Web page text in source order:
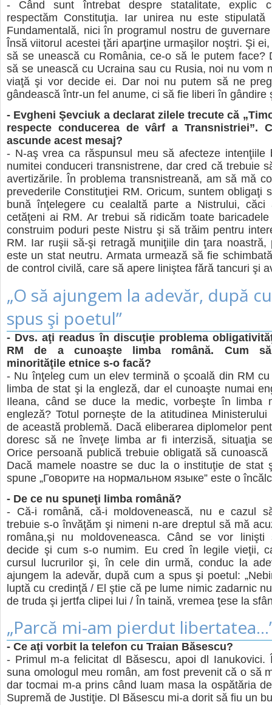
- Când sunt întrebat despre statalitate, explic
respectăm Constituţia. Iar unirea nu este
Fundamentală, nici în programul nostru de
Însă viitorul acestei ţări aparţine urmaşilor noştri. Şi
să se unească cu România, ce-o să le putem face?
să se unească cu Ucraina sau cu Rusia, noi nu vom
viaţă şi vor decide ei. Dar noi nu putem să ne
gândească într-un fel anume, ci să fie liberi în gândire
- Evgheni Şevciuk a declarat zilele trecute că
respecte conducerea de vârf a Transnistriei”.
ascunde acest mesaj?
- N-aş vrea ca răspunsul meu să afecteze intenţiile
numitei conduceri transnistrene, dar cred că trebuie
avertizările. În problema transnistreană, am să mă
prevederile Constituţiei RM. Oricum, suntem obligaţi
bună înţelegere cu cealaltă parte a Nistrului, căci
cetăţeni ai RM. Ar trebui să ridicăm toate
construim poduri peste Nistru şi să trăim pentru
RM. Iar ruşii să-şi retragă muniţiile din ţara noastră,
este un stat neutru. Armata urmează să fie
de control civilă, care să apere liniştea fără tancuri şi
„O să ajungem la adevăr, după
spus şi poetul”
- Dvs. aţi readus în discuţie problema
RM de a cunoaşte limba română. Cum să
minorităţile etnice s-o facă?
- Nu înţeleg cum un elev termină o şcoală din RM
limba de stat şi la engleză, dar el cunoaşte numai
Ileana, când se duce la medic, vorbeşte în limba
engleză? Totul porneşte de la atitudinea Ministerului
de această problemă. Dacă eliberarea diplomelor
doresc să ne înveţe limba ar fi interzisă, situaţia
Orice persoană publică trebuie obligată să
Dacă mamele noastre se duc la o instituţie de stat
spune „Говорите на нормальном языке” este o
- De ce nu spuneţi limba română?
- Că-i română, că-i moldovenească, nu e cazul
trebuie s-o învăţăm şi nimeni n-are dreptul să mă
româna,şi nu moldoveneasca. Când se vor linişti
decide şi cum s-o numim. Eu cred în legile vieţii,
cursul lucrurilor şi, în cele din urmă, conduc la
ajungem la adevăr, după cum a spus şi poetul:
luptă cu credinţă / El ştie că pe lume nimic zadarnic
de truda şi jertfa clipei lui / În taină, vremea ţese la
„Parcă mi-am pierdut
- Ce aţi vorbit la telefon cu Traian Băsescu?
- Primul m-a felicitat dl Băsescu, apoi dl Ianukovici.
suna omologul meu român, am fost prevenit că o să
dar tocmai m-a prins când luam masa la ospătăria
Supremă de Justiţie. Dl Băsescu mi-a dorit să fiu un